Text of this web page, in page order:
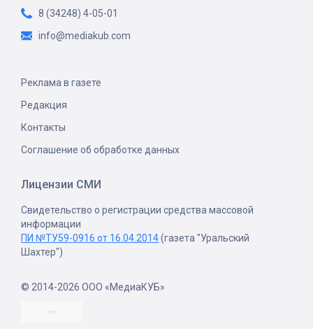
8 (34248) 4-05-01
info@mediakub.com
Реклама в газете
Редакция
Контакты
Соглашение об обработке данных
Лицензии СМИ
Свидетельство о регистрации средства массовой
информации
ПИ №ТУ59-0916 от 16.04.2014(газета "Уральский
Шахтер")
© 2014-2026 ООО «МедиаКУБ»